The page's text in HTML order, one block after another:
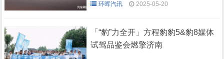
环晖汽讯 2025-05-20
「“豹”力全开」方程豹豹5&豹8媒体
试驾品鉴会燃擎济南